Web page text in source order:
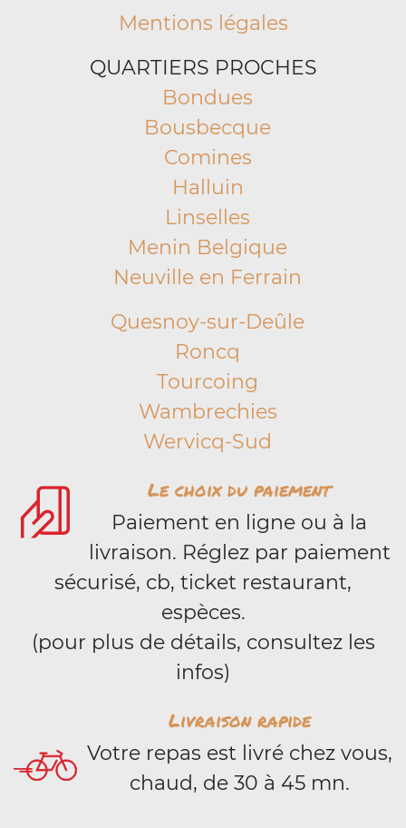
Mentions légales
QUARTIERS PROCHES
Bondues
Bousbecque
Comines
Halluin
Linselles
Menin Belgique
Neuville en Ferrain
Quesnoy-sur-Deûle
Roncq
Tourcoing
Wambrechies
Wervicq-Sud
Le choix du paiement
Paiement en ligne ou à la
livraison. Réglez par paiement
sécurisé, cb, ticket restaurant,
espèces.
(pour plus de détails, consultez les
infos)
Livraison rapide
Votre repas est livré chez vous,
chaud, de 30 à 45 mn.